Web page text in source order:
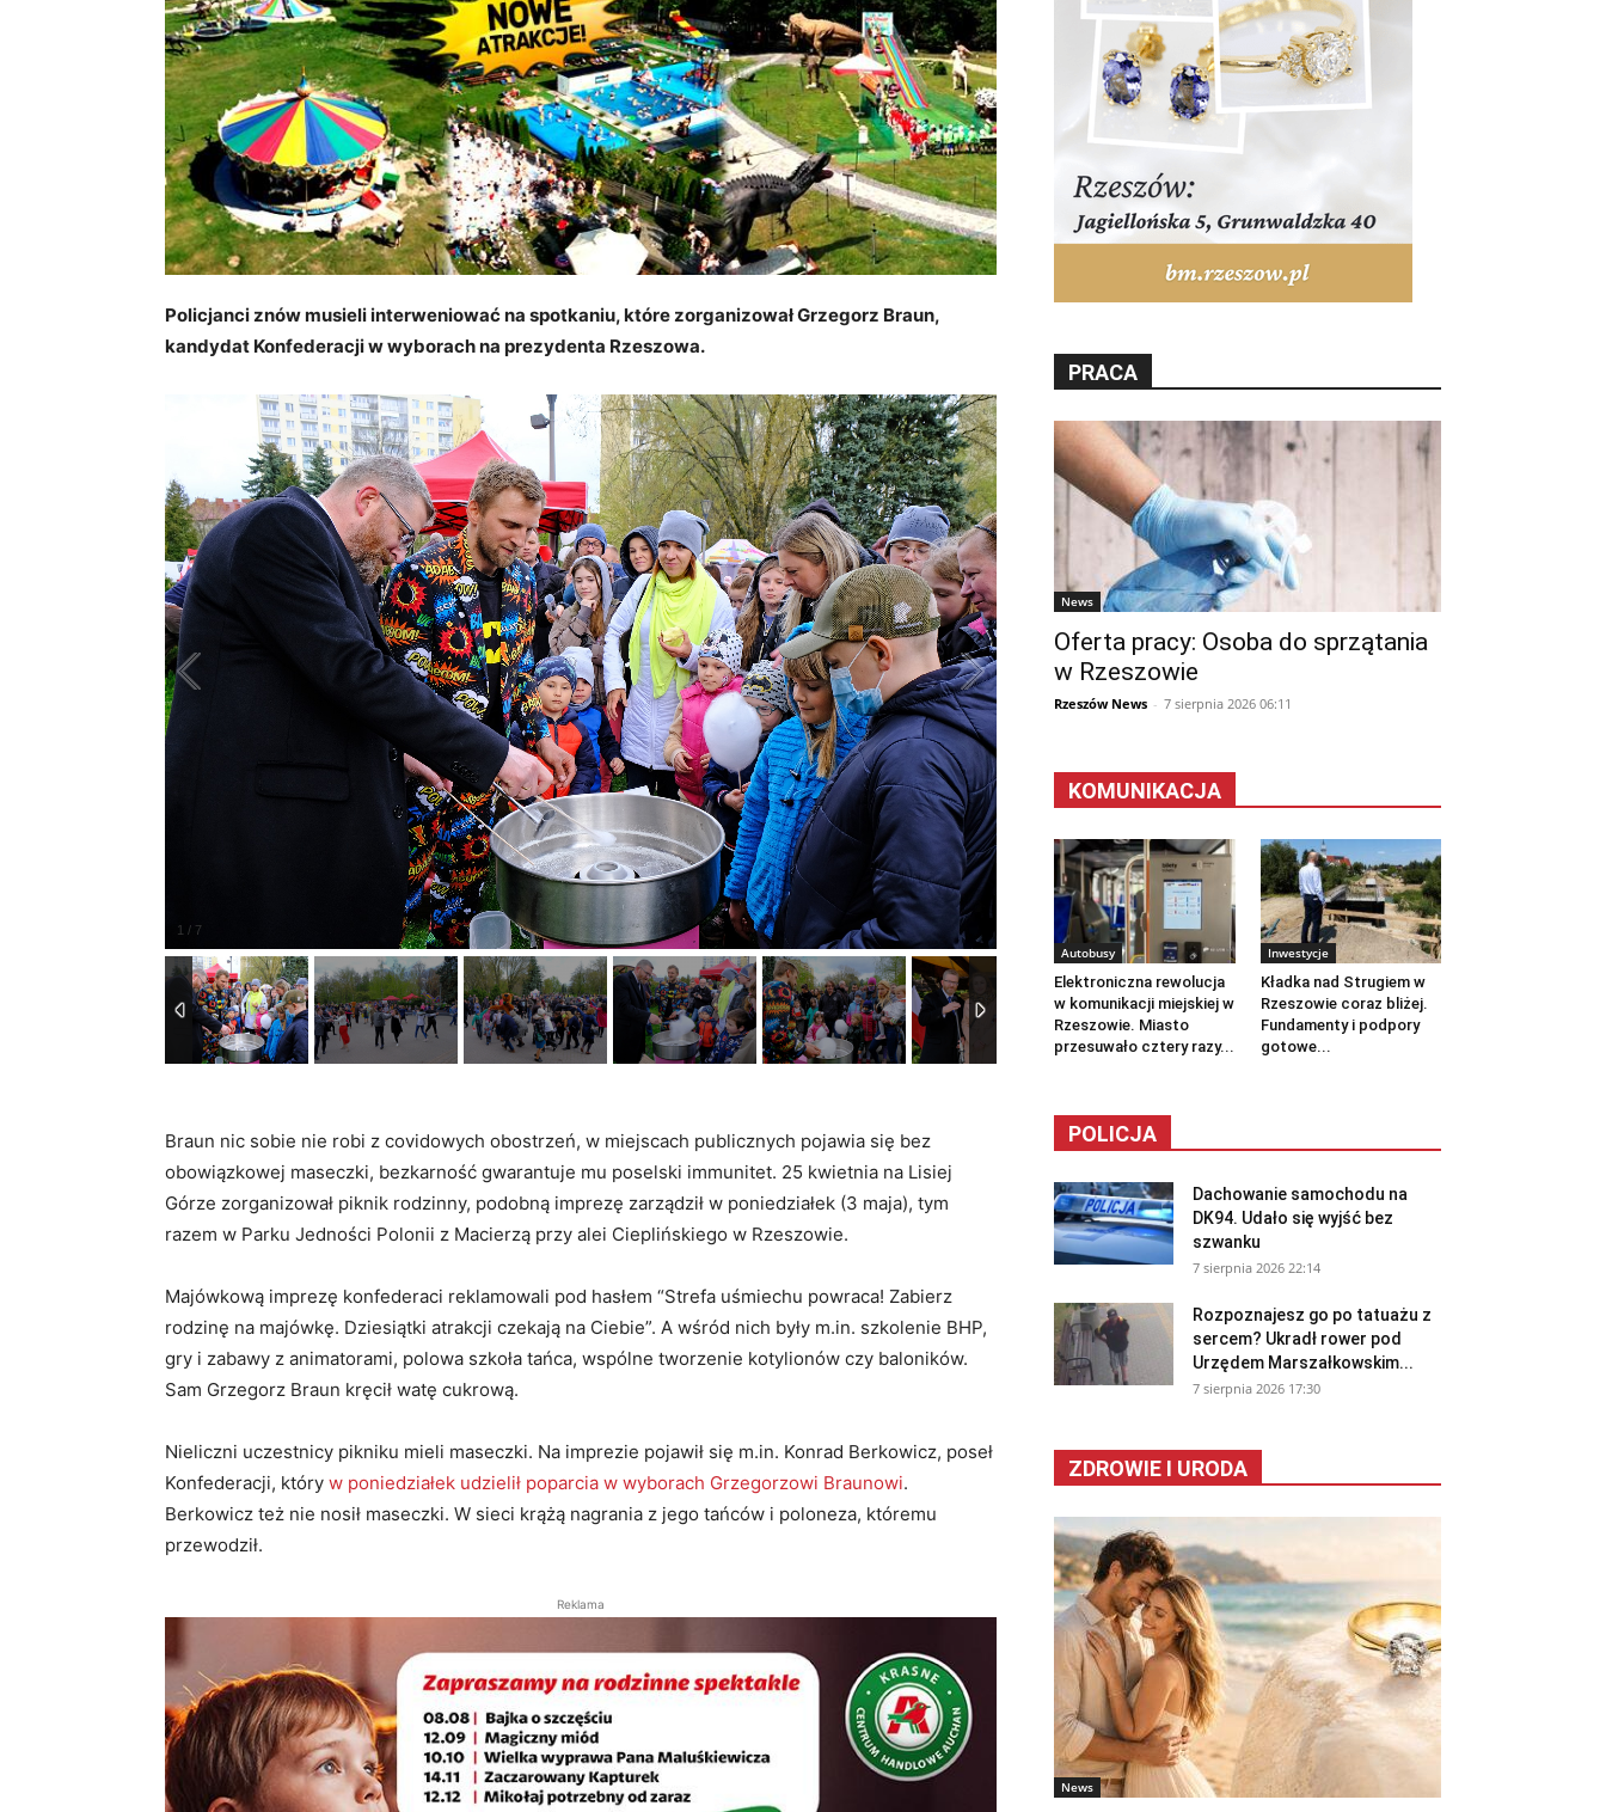
Policjanci znów musieli interweniować na spotkaniu, które zorganizował Grzegorz Braun,
kandydat Konfederacji w wyborach na prezydenta Rzeszowa.
Braun nic sobie nie robi z covidowych obostrzeń, w miejscach publicznych pojawia się bez
obowiązkowej maseczki, bezkarność gwarantuje mu poselski immunitet. 25 kwietnia na Lisiej
Górze zorganizował piknik rodzinny, podobną imprezę zarządził w poniedziałek (3 maja), tym
razem w Parku Jedności Polonii z Macierzą przy alei Cieplińskiego w Rzeszowie.
Majówkową imprezę konfederaci reklamowali pod hasłem “Strefa uśmiechu powraca! Zabierz
rodzinę na majówkę. Dziesiątki atrakcji czekają na Ciebie”. A wśród nich były m.in. szkolenie BHP,
gry i zabawy z animatorami, polowa szkoła tańca, wspólne tworzenie kotylionów czy baloników.
Sam Grzegorz Braun kręcił watę cukrową.
Nieliczni uczestnicy pikniku mieli maseczki. Na imprezie pojawił się m.in. Konrad Berkowicz, poseł
Konfederacji, który w poniedziałek udzielił poparcia w wyborach Grzegorzowi Braunowi.
Berkowicz też nie nosił maseczki. W sieci krążą nagrania z jego tańców i poloneza, któremu
przewodził.
Reklama
PRACA
News
Oferta pracy: Osoba do sprzątania
w Rzeszowie
Rzeszów News - 7 sierpnia 2026 06:11
KOMUNIKACJA
Autobusy
Elektroniczna rewolucja
w komunikacji miejskiej w
Rzeszowie. Miasto
przesuwało cztery razy...
Inwestycje
Kładka nad Strugiem w
Rzeszowie coraz bliżej.
Fundamenty i podpory
gotowe...
POLICJA
Dachowanie samochodu na
DK94. Udało się wyjść bez
szwanku
7 sierpnia 2026 22:14
Rozpoznajesz go po tatuażu z
sercem? Ukradł rower pod
Urzędem Marszałkowskim...
7 sierpnia 2026 17:30
ZDROWIE I URODA
News